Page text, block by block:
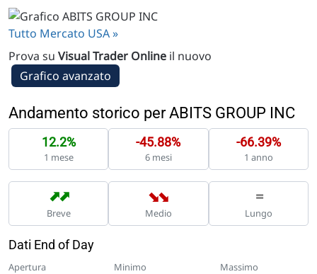
Tutto Mercato USA »
Prova su Visual Trader Online il nuovo
Grafico avanzato
Andamento storico per ABITS GROUP INC
12.2%
1 mese
-45.88%
6 mesi
-66.39%
1 anno
➡
➡
Breve
➡
➡
Medio
=
Lungo
Dati End of Day
Apertura Minimo Massimo